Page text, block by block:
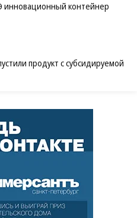
инновационный контейнер
продукт с субсидируемой